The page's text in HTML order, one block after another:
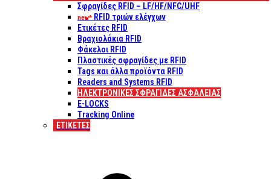
Σφραγίδες RFID – LF/HF/NFC/UHF
new* RFID τριών ελέγχων
Ετικέτες RFID
Βραχιολάκια RFID
Φάκελοι RFID
Πλαστικές σφραγίδες με RFID
Tags και άλλα προϊόντα RFID
Readers and Systems RFID
ΗΛΕΚΤΡΟΝΙΚΕΣ ΣΦΡΑΓΙΔΕΣ ΑΣΦΑΛΕΙΑΣ
E-LOCKS
Tracking Online
ΕΤΙΚΈΤΕΣ